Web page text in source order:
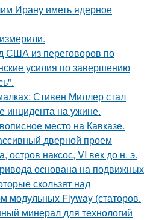
Ирану иметь ядерное
США из переговоров по
усилия по завершению
Стивен Миллер стал
инцидента на ужине.
место на Кавказе.
дверной проем
остров наксос, VI век до н. э.
основана на подвижных
скользят над
модульных Flyway (статоров.
минерал для технологий